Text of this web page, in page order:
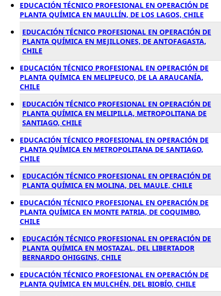
EDUCACIÓN TÉCNICO PROFESIONAL EN OPERACIÓN DE
PLANTA QUÍMICA EN MAULLÍN, DE LOS LAGOS, CHILE
EDUCACIÓN TÉCNICO PROFESIONAL EN OPERACIÓN DE
PLANTA QUÍMICA EN MEJILLONES, DE ANTOFAGASTA,
CHILE
EDUCACIÓN TÉCNICO PROFESIONAL EN OPERACIÓN DE
PLANTA QUÍMICA EN MELIPEUCO, DE LA ARAUCANÍA,
CHILE
EDUCACIÓN TÉCNICO PROFESIONAL EN OPERACIÓN DE
PLANTA QUÍMICA EN MELIPILLA, METROPOLITANA DE
SANTIAGO, CHILE
EDUCACIÓN TÉCNICO PROFESIONAL EN OPERACIÓN DE
PLANTA QUÍMICA EN METROPOLITANA DE SANTIAGO,
CHILE
EDUCACIÓN TÉCNICO PROFESIONAL EN OPERACIÓN DE
PLANTA QUÍMICA EN MOLINA, DEL MAULE, CHILE
EDUCACIÓN TÉCNICO PROFESIONAL EN OPERACIÓN DE
PLANTA QUÍMICA EN MONTE PATRIA, DE COQUIMBO,
CHILE
EDUCACIÓN TÉCNICO PROFESIONAL EN OPERACIÓN DE
PLANTA QUÍMICA EN MOSTAZAL, DEL LIBERTADOR
BERNARDO OHIGGINS, CHILE
EDUCACIÓN TÉCNICO PROFESIONAL EN OPERACIÓN DE
PLANTA QUÍMICA EN MULCHÉN, DEL BIOBÍO, CHILE